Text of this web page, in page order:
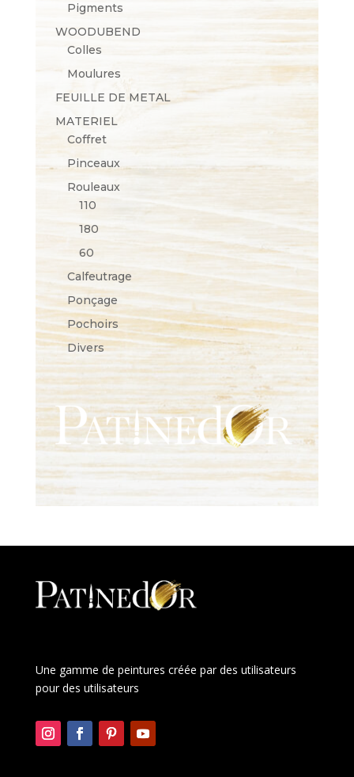
Pigments
WOODUBEND
Colles
Moulures
FEUILLE DE METAL
MATERIEL
Coffret
Pinceaux
Rouleaux
110
180
60
Calfeutrage
Ponçage
Pochoirs
Divers
Une gamme de peintures créée par des utilisateurs
pour des utilisateurs